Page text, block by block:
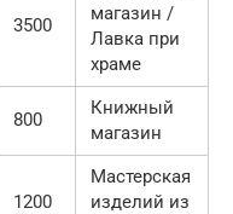
3500
магазин /
Лавка при
храме
800
Книжный
магазин
1200
Мастерская
изделий из